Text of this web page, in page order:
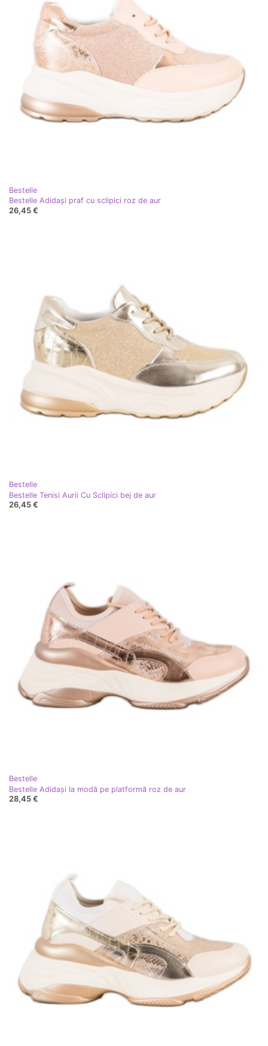
Bestelle
Bestelle Adidași praf cu sclipici roz de aur
26,45 €
Bestelle
Bestelle Tenisi Aurii Cu Sclipici bej de aur
26,45 €
Bestelle
Bestelle Adidași la modă pe platformă roz de aur
28,45 €